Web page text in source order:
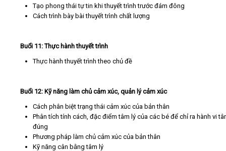
Tạo phong thái tự tin khi thuyết trình trước đám đông
Cách trình bày bài thuyết trình chất lượng
Buổi 11: Thực hành thuyết trình
Thực hành thuyết trình theo chủ đề
Buổi 12: Kỹ năng làm chủ cảm xúc, quản lý cảm xúc
Cách phân biệt trạng thái cảm xúc của bản thân
Phân tích tính cách, đặc điểm tâm lý của các bé để chỉ ra hành vi
đúng
Phương pháp làm chủ cảm xúc của bản thân
Kỹ năng cân bằng tâm lý